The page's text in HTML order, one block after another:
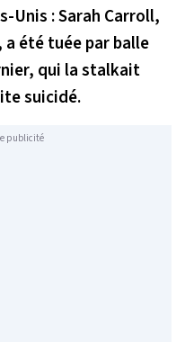
Unis : Sarah Carroll,
a été tuée par balle
qui la stalkait
suicidé.
publicité